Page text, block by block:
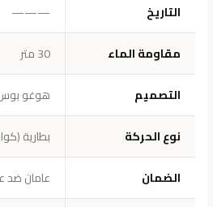
التاريخ
———
مقاومة الماء
30 متر
التصميم
هوغو
نوع الحركة
بطارية
الضمان
عامان ضد